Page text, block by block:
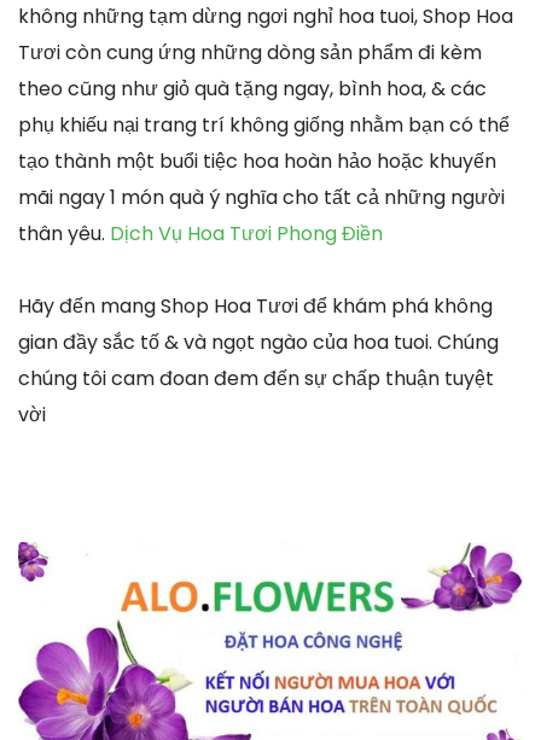
không những tạm dừng ngơi nghỉ hoa tuoi, Shop Hoa
Tươi còn cung ứng những dòng sản phẩm đi kèm
theo cũng như giỏ quà tặng ngay, bình hoa, & các
phụ khiếu nại trang trí không giống nhằm bạn có thể
tạo thành một buổi tiệc hoa hoàn hảo hoặc khuyến
mãi ngay 1 món quà ý nghĩa cho tất cả những người
thân yêu. Dịch Vụ Hoa Tươi Phong Điền
Hãy đến mang Shop Hoa Tươi để khám phá không
gian đầy sắc tố & và ngọt ngào của hoa tuoi. Chúng
chúng tôi cam đoan đem đến sự chấp thuận tuyệt
vời